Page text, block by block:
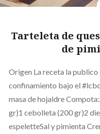
Tarteleta de
de
Origen La receta la
confinamiento bajo el
masa de hojaldre
gr)1 cebolleta (200 gr)2
espeletteSal y pimienta